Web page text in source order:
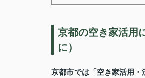
京都の空き家活用
に）
京都市では「空き家活用